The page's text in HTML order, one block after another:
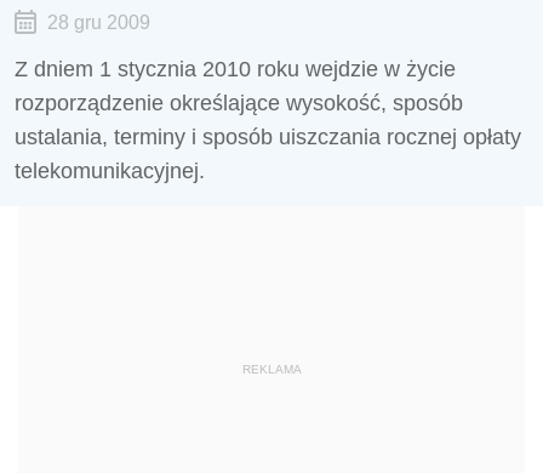
28 gru 2009
Z dniem 1 stycznia 2010 roku wejdzie w życie
rozporządzenie określające wysokość, sposób
ustalania, terminy i sposób uiszczania rocznej opłaty
telekomunikacyjnej.
REKLAMA